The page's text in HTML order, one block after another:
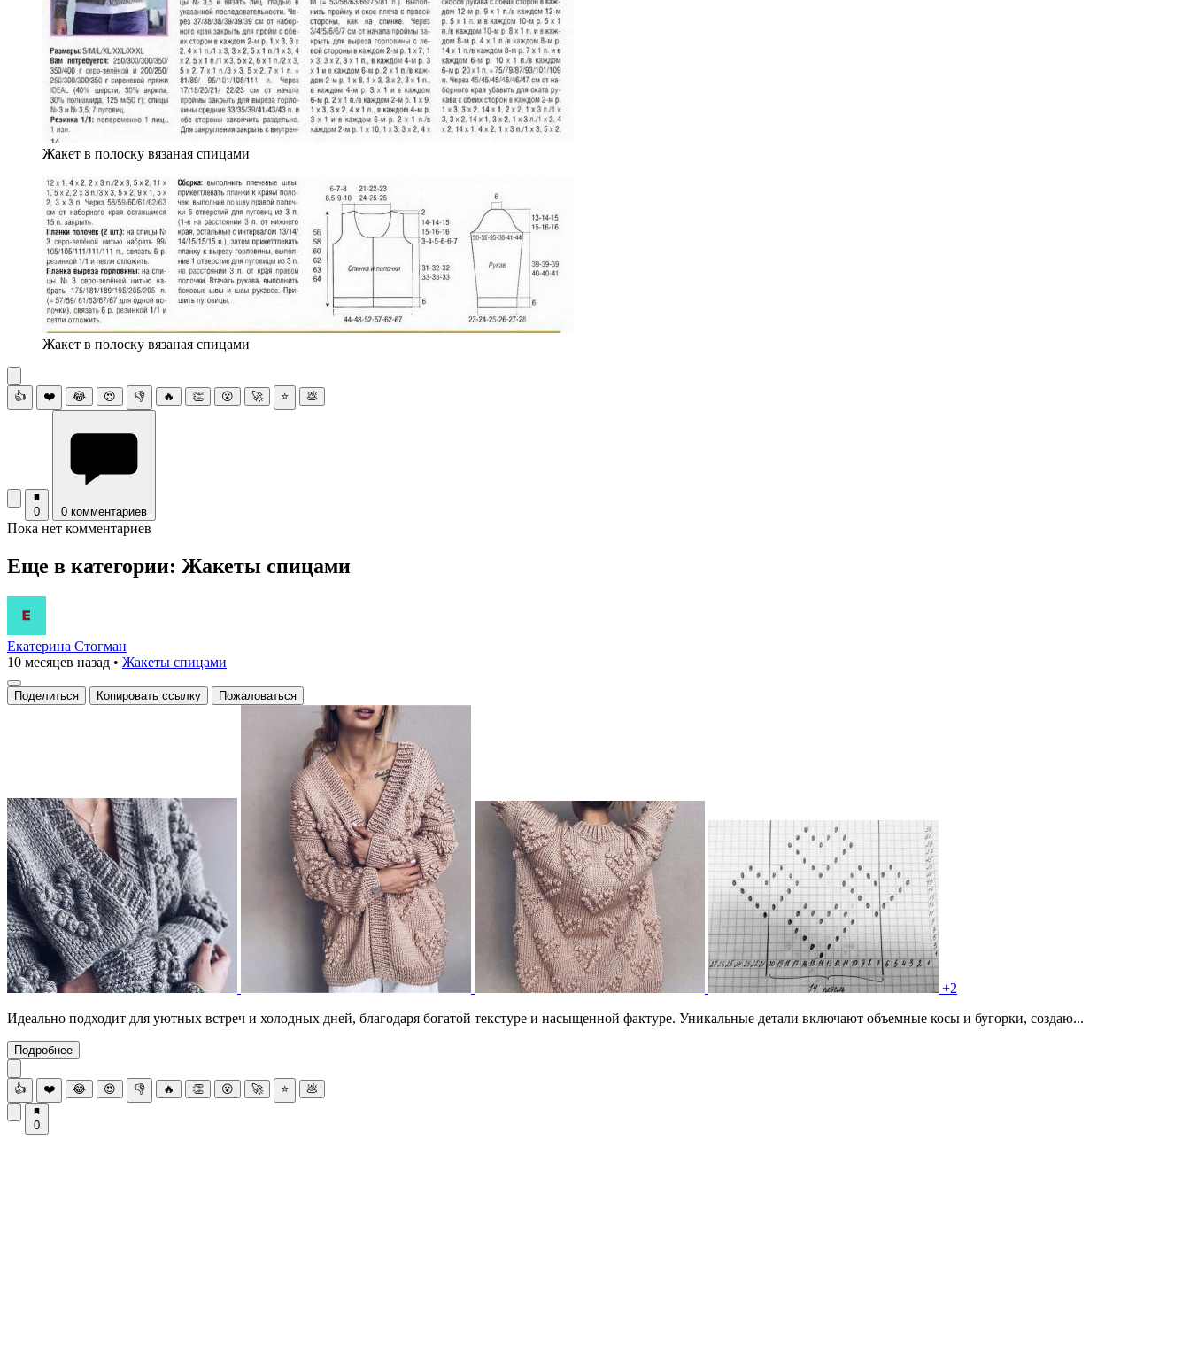
Жакет в полоску вязаная спицами
Жакет в полоску вязаная спицами
👍 ❤️ 😂 😍 👎 🔥 👏 😮 🚀 ⭐ 💩
0 0 комментариев
Пока нет комментариев
Еще в категории: Жакеты спицами
Екатерина Стогман
10 месяцев назад • Жакеты спицами
Поделиться Копировать ссылку Пожаловаться
+2
Идеально подходит для уютных встреч и холодных дней, благодаря богатой текстуре и насыщенной фактуре. Уникальные детали включают объемные косы и бугорки, создаю...
Подробнее
👍 ❤️ 😂 😍 👎 🔥 👏 😮 🚀 ⭐ 💩
0